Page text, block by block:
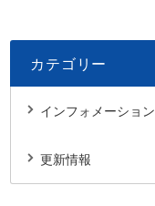
カテゴリー
インフォメーション
更新情報